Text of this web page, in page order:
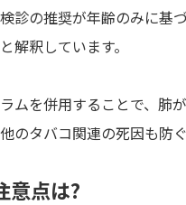
診の推奨が年齢のみに基
解釈しています。
ムを併用することで、肺
のタバコ関連の死因も防
意点は?